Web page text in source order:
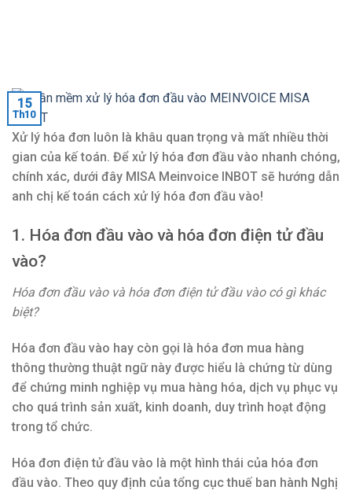
15
Th10
Xử lý hóa đơn luôn là khâu quan trọng và mất nhiều thời
gian của kế toán. Để xử lý hóa đơn đầu vào nhanh chóng,
chính xác, dưới đây MISA Meinvoice INBOT sẽ hướng dẫn
anh chị kế toán cách xử lý hóa đơn đầu vào!
1. Hóa đơn đầu vào và hóa đơn điện tử đầu
vào?
Hóa đơn đầu vào và hóa đơn điện tử đầu vào có gì khác
biệt?
Hóa đơn đầu vào hay còn gọi là hóa đơn mua hàng
thông thường thuật ngữ này được hiểu là chứng từ dùng
để chứng minh nghiệp vụ mua hàng hóa, dịch vụ phục vụ
cho quá trình sản xuất, kinh doanh, duy trình hoạt động
trong tổ chức.
Hóa đơn điện tử đầu vào là một hình thái của hóa đơn
đầu vào. Theo quy định của tổng cục thuế ban hành Nghị